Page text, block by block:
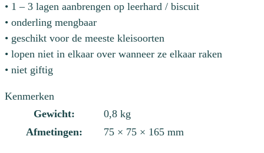
• 1 – 3 lagen aanbrengen op leerhard / biscuit
• onderling mengbaar
• geschikt voor de meeste kleisoorten
• lopen niet in elkaar over wanneer ze elkaar raken
• niet giftig
Kenmerken
Gewicht:
0,8 kg
Afmetingen:
75 × 75 × 165 mm